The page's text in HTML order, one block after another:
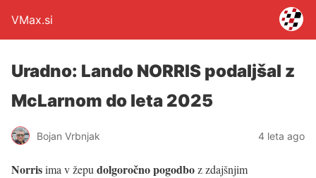
VMax.si
Uradno: Lando NORRIS podaljšal z
McLarnom do leta 2025
Bojan Vrbnjak 4 leta ago
Norrisima v žepu dolgoročno pogodboz zdajšnjim